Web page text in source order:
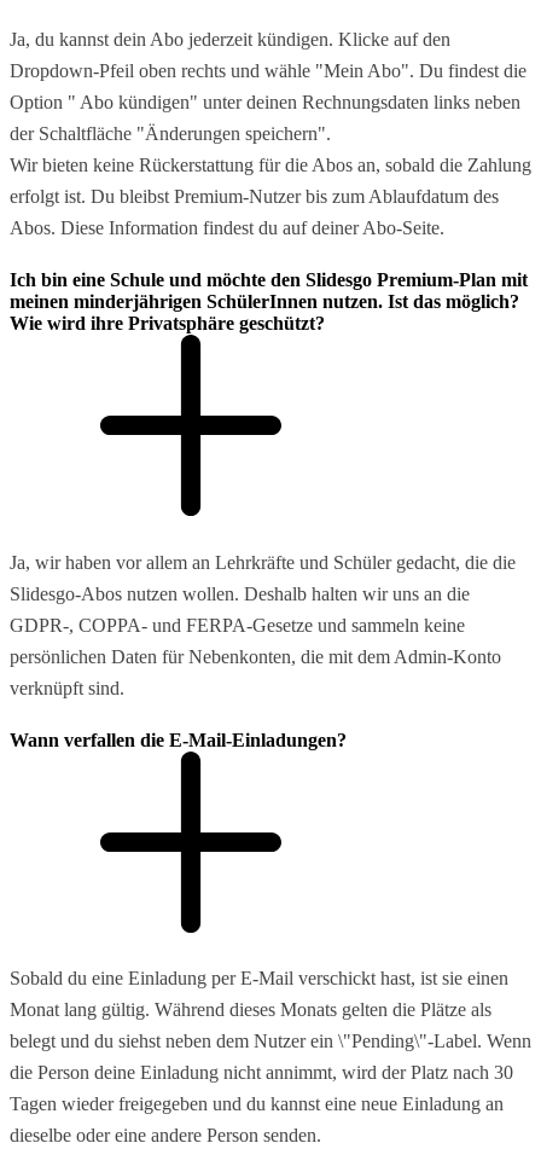
Ja, du kannst dein Abo jederzeit kündigen. Klicke auf den
Dropdown-Pfeil oben rechts und wähle "Mein Abo". Du findest die
Option " Abo kündigen" unter deinen Rechnungsdaten links neben
der Schaltfläche "Änderungen speichern".
Wir bieten keine Rückerstattung für die Abos an, sobald die Zahlung
erfolgt ist. Du bleibst Premium-Nutzer bis zum Ablaufdatum des
Abos. Diese Information findest du auf deiner Abo-Seite.
Ich bin eine Schule und möchte den Slidesgo Premium-Plan mit
meinen minderjährigen SchülerInnen nutzen. Ist das möglich?
Wie wird ihre Privatsphäre geschützt?
Ja, wir haben vor allem an Lehrkräfte und Schüler gedacht, die die
Slidesgo-Abos nutzen wollen. Deshalb halten wir uns an die
GDPR-, COPPA- und FERPA-Gesetze und sammeln keine
persönlichen Daten für Nebenkonten, die mit dem Admin-Konto
verknüpft sind.
Wann verfallen die E-Mail-Einladungen?
Sobald du eine Einladung per E-Mail verschickt hast, ist sie einen
Monat lang gültig. Während dieses Monats gelten die Plätze als
belegt und du siehst neben dem Nutzer ein \"Pending\"-Label. Wenn
die Person deine Einladung nicht annimmt, wird der Platz nach 30
Tagen wieder freigegeben und du kannst eine neue Einladung an
dieselbe oder eine andere Person senden.